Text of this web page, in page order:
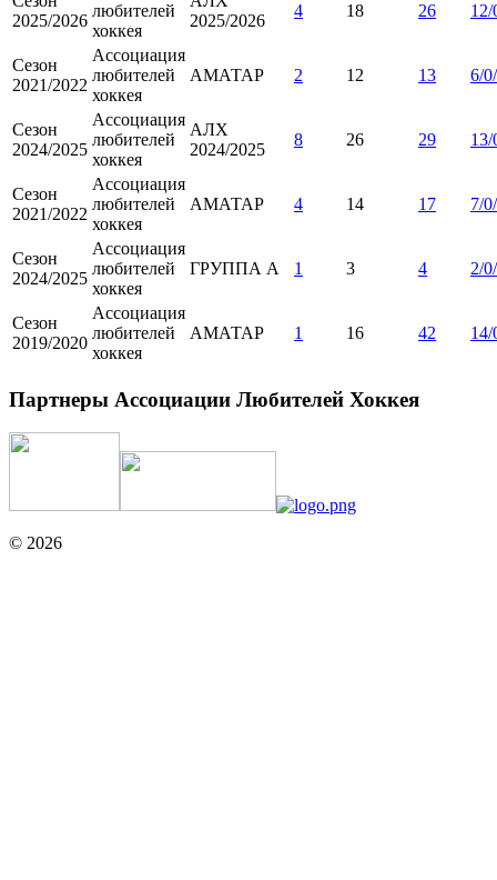
2025/2026
любителей
хоккея
2025/2026
4 18 26 12/
Сезон
2021/2022
Ассоциация
любителей
хоккея
АМАТАР 2 12 13 6/
Сезон
2024/2025
Ассоциация
любителей
хоккея
АЛХ
2024/2025
8 26 29 13/
Сезон
2021/2022
Ассоциация
любителей
хоккея
АМАТАР 4 14 17 7/
Сезон
2024/2025
Ассоциация
любителей
хоккея
ГРУППА А 1 3 4 2/
Сезон
2019/2020
Ассоциация
любителей
хоккея
АМАТАР 1 16 42 14/
Партнеры Ассоциации Любителей Хоккея
© 2026